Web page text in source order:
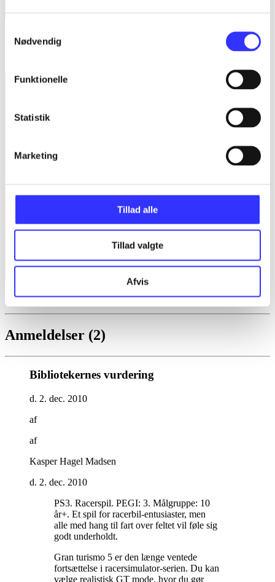
Nødvendig
Funktionelle
Statistik
Marketing
Tillad alle
Tillad valgte
Afvis
Sonic & all-stars racing transformed
F1 race stars
Anmeldelser (2)
Bibliotekernes vurdering
d. 2. dec. 2010
af
af
Kasper Hagel Madsen
d. 2. dec. 2010
PS3. Racerspil. PEGI: 3. Målgruppe: 10
år+. Et spil for racerbil-entusiaster, men
alle med hang til fart over feltet vil føle sig
godt underholdt.
Gran turismo 5 er den længe ventede
fortsættelse i racersimulator-serien. Du kan
vælge realistisk GT mode, hvor du gør